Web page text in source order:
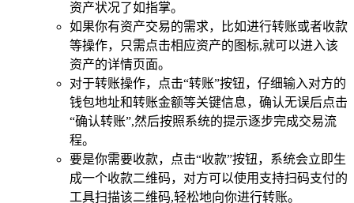
资产状况了如指掌。
如果你有资产交易的需求，比如进行转账或者收款
等操作，只需点击相应资产的图标,就可以进入该
资产的详情页面。
对于转账操作，点击“转账”按钮，仔细输入对方的
钱包地址和转账金额等关键信息，确认无误后点击
“确认转账”,然后按照系统的提示逐步完成交易流
程。
要是你需要收款，点击“收款”按钮，系统会立即生
成一个收款二维码，对方可以使用支持扫码支付的
工具扫描该二维码,轻松地向你进行转账。